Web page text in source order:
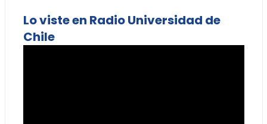
Lo viste en Radio Universidad de
Chile